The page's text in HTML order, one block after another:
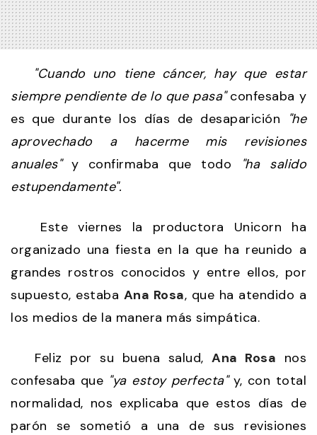
"Cuando uno tiene cáncer, hay que estar
siempre pendiente de lo que pasa"confesaba y
es que durante los días de desaparición "he
aprovechado a hacerme mis revisiones
anuales" y confirmaba que todo "ha salido
estupendamente".
Este viernes la productora Unicorn ha
organizado una fiesta en la que ha reunido a
grandes rostros conocidos y entre ellos, por
supuesto, estaba Ana Rosa, que ha atendido a
los medios de la manera más simpática.
Feliz por su buena salud,Ana Rosa nos
confesaba que "ya estoy perfecta"y, con total
normalidad, nos explicaba que estos días de
parón se sometió a una de sus revisiones